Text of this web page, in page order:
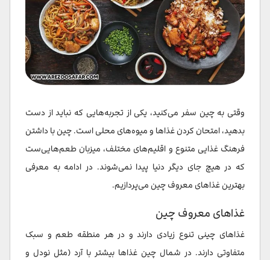
وقتی به چین سفر می‌کنید، یکی از تجربه‌هایی که نباید از دست
بدهید، امتحان کردن غذاها و میوه‌های محلی است. چین با داشتن
فرهنگ غذایی متنوع و اقلیم‌های مختلف، میزبان طعم‌هایی‌ست
که در هیچ جای دیگر دنیا پیدا نمی‌شوند. در ادامه به معرفی
بهترین غذاهای معروف چین می‌پردازیم.
غذاهای معروف چین
غذاهای چینی تنوع زیادی دارند و در هر منطقه طعم و سبک
متفاوتی دارند. در شمال چین غذاها بیشتر با آرد (مثل نودل و